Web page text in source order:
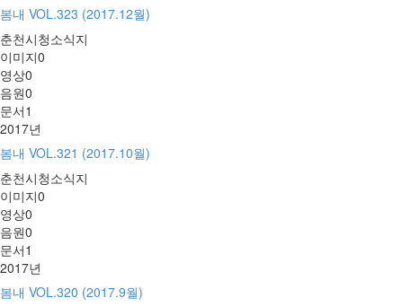
봄내 VOL.323 (2017.12월)
춘천시청소식지
이미지0
영상0
음원0
문서1
2017년
봄내 VOL.321 (2017.10월)
춘천시청소식지
이미지0
영상0
음원0
문서1
2017년
봄내 VOL.320 (2017.9월)